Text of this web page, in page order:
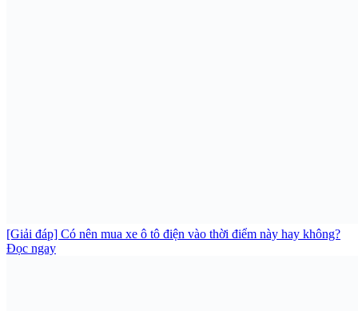
[Giải đáp] Có nên mua xe ô tô điện vào thời điểm này hay không?
Đọc ngay